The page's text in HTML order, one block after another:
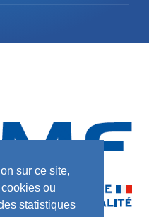
sur ce site,
ou
statistiques